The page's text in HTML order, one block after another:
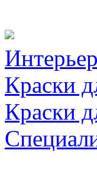
Краски
Краски